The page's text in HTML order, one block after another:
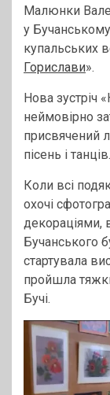
Малюнки
у
купальських
Горислави».
Нова зустріч
неймовірно
присвячений
пісень і танців.
Коли всі
охочі
декораціями,
Бучанського
стартувала
пройшла
Бучі.